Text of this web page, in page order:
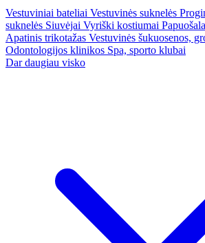
Vestuviniai bateliai Vestuvinės suknelės
suknelės Siuvėjai Vyriški kostiumai
Apatinis trikotažas Vestuvinės šukuosenos,
Odontologijos klinikos Spa, sporto klubai
Dar daugiau visko